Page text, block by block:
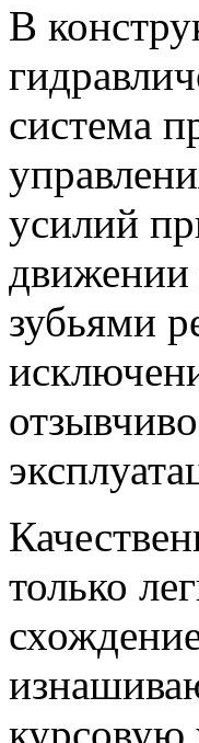
В
система
усилий
движении
зубьями
только